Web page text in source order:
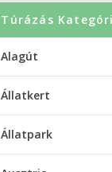
Túrázás
Alagút
Állatkert
Állatpark